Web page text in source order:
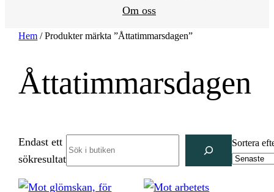
Om oss
Hem / Produkter märkta ”Åttatimmarsdagen”
Åttatimmarsdagen
Endast ett
sökresultat
Sortera